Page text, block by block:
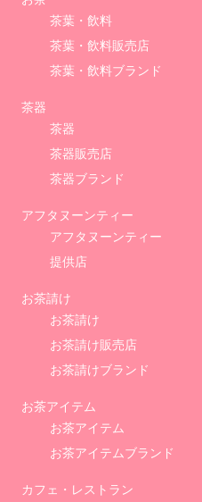
茶葉・飲料
茶葉・飲料販売店
茶葉・飲料ブランド
茶器
茶器
茶器販売店
茶器ブランド
アフタヌーンティー
アフタヌーンティー
提供店
お茶請け
お茶請け
お茶請け販売店
お茶請けブランド
お茶アイテム
お茶アイテム
お茶アイテムブランド
カフェ・レストラン